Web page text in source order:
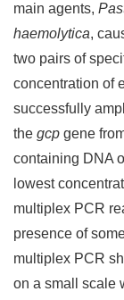
main agents, P
haemolytica,
two pairs of
concentration of
successfully
the gcp gene
containing DNA
lowest
multiplex PCR
presence of
multiplex PCR
on a small scale